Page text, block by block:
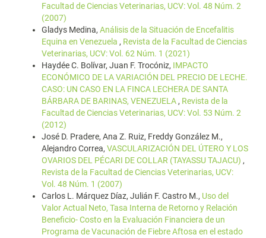
Facultad de Ciencias Veterinarias, UCV: Vol. 48 Núm. 2
(2007)
Gladys Medina, Análisis de la Situación de Encefalitis
Equina en Venezuela , Revista de la Facultad de Ciencias
Veterinarias, UCV: Vol. 62 Núm. 1 (2021)
Haydée C. Bolívar, Juan F. Trocóniz, IMPACTO
ECONÓMICO DE LA VARIACIÓN DEL PRECIO DE LECHE.
CASO: UN CASO EN LA FINCA LECHERA DE SANTA
BÁRBARA DE BARINAS, VENEZUELA, Revista de la
Facultad de Ciencias Veterinarias, UCV: Vol. 53 Núm. 2
(2012)
José D. Pradere, Ana Z. Ruiz, Freddy González M.,
Alejandro Correa, VASCULARIZACIÓN DEL ÚTERO Y LOS
OVARIOS DEL PÉCARI DE COLLAR (TAYASSU TAJACU) ,
Revista de la Facultad de Ciencias Veterinarias, UCV:
Vol. 48 Núm. 1 (2007)
Carlos L. Márquez Díaz, Julián F. Castro M., Uso del
Valor Actual Neto, Tasa Interna de Retorno y Relación
Beneficio- Costo en la Evaluación Financiera de un
Programa de Vacunación de Fiebre Aftosa en el estado